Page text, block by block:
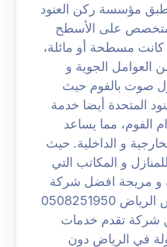
مؤسسة ركن العنود
على الأسطح
كانت مسطحة أو مائلة،
العوامل الجوية و
صوت بالفوم حيث
المتحدة أيضا خدمة
الفوم، مما يساعد
و الداخلية. حيث
و المكاتب التي
و مريحة افضل شركة
عزل فوم بحي النرجس الرياض 0508251950
شركة تقدم خدمات
في الرياض دون